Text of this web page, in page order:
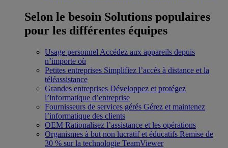
Selon le besoin Solutions populaires
pour les différentes équipes
Usage personnel Accédez aux appareils depuis
n’importe où
Petites entreprises Simplifiez l’accès à distance et la
téléassistance
Grandes entreprises Développez et protégez
l’informatique d’entreprise
Fournisseurs de services gérés Gérez et maintenez
l’informatique des clients
OEM Rationalisez l’assistance et les opérations
Organismes à but non lucratif et éducatifs Remise de
30 % sur la technologie TeamViewer